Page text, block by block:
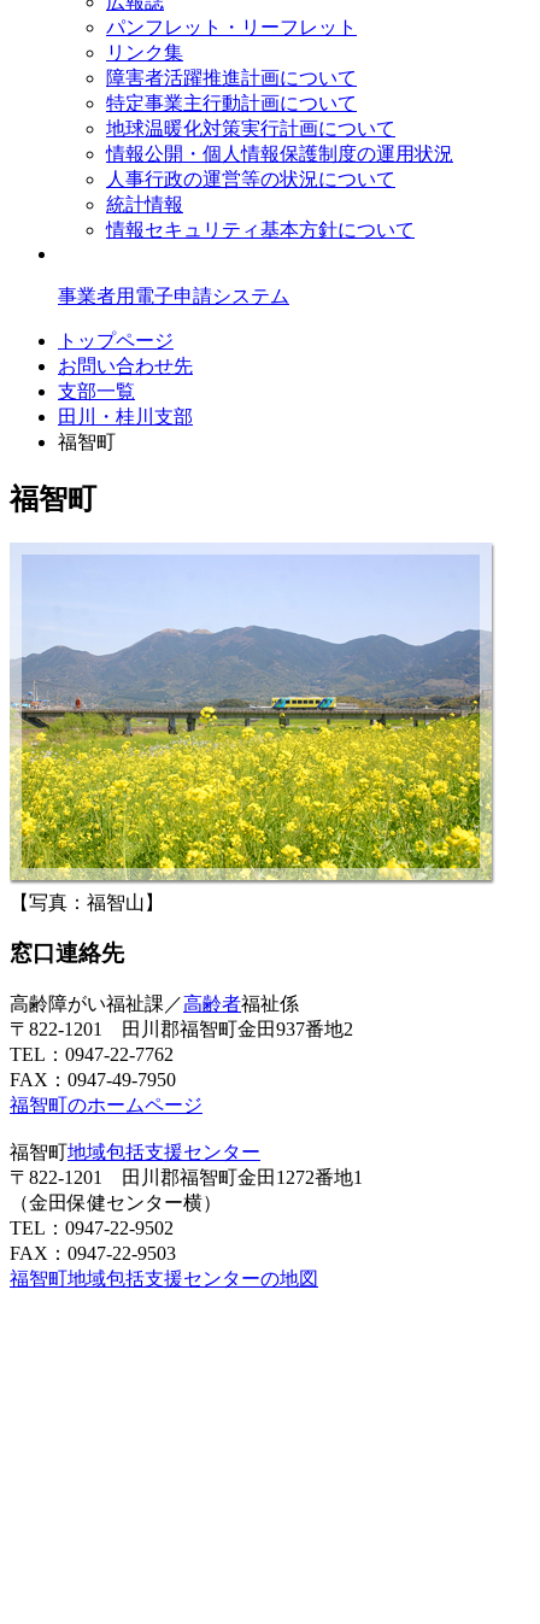
パンフレット・リーフレット
リンク集
障害者活躍推進計画について
特定事業主行動計画について
地球温暖化対策実行計画について
情報公開・個人情報保護制度の運用状況
人事行政の運営等の状況について
統計情報
情報セキュリティ基本方針について
事業者用電子申請システム
トップページ
お問い合わせ先
支部一覧
田川・桂川支部
福智町
福智町
【写真：福智山】
窓口連絡先
高齢障がい福祉課／高齢者福祉係
〒822-1201 田川郡福智町金田937番地2
TEL：0947-22-7762
FAX：0947-49-7950
福智町のホームページ
福智町地域包括支援センター
〒822-1201 田川郡福智町金田1272番地1
（金田保健センター横）
TEL：0947-22-9502
FAX：0947-22-9503
福智町地域包括支援センターの地図